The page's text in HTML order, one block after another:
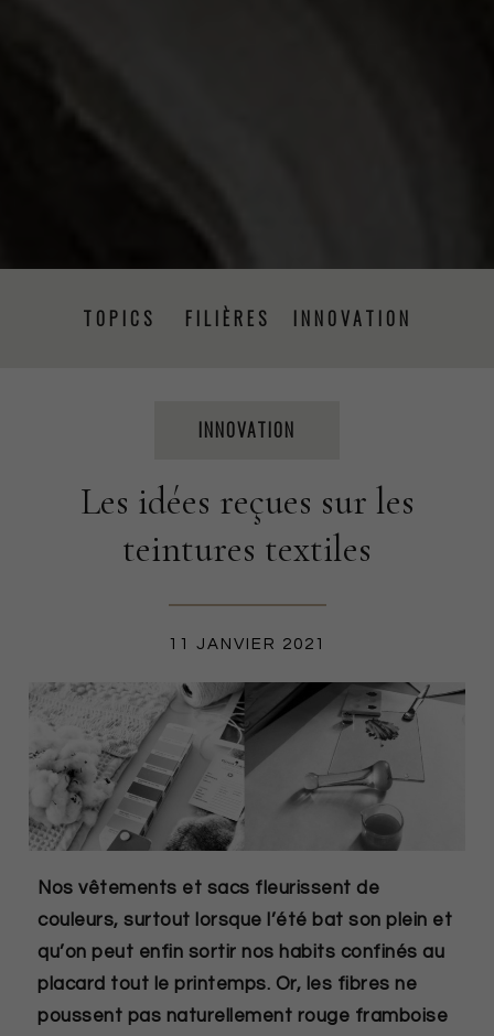
TOPICS FILIÈRES INNOVATION
PRISE DE PAROLE ÉVÉNEMENTS
PROJETS FORMATION
PRODUCTION TEXTILE
Les idées reçues sur les
teintures textiles
INNOVATION
11 JANVIER 2021
Nos vêtements et sacs fleurissent de
couleurs, surtout lorsque l’été bat son plein et
qu’on peut enfin sortir nos habits confinés au
placard tout le printemps. Or, les fibres ne
poussent pas naturellement rouge framboise